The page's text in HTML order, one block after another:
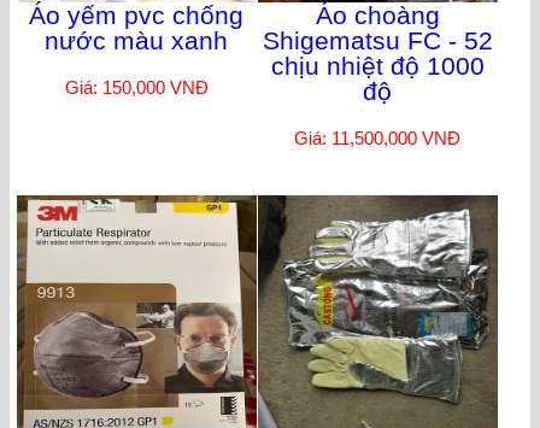
Áo yếm pvc chống
nước màu xanh
Giá: 150,000 VNĐ
Áo choàng
Shigematsu FC - 52
chịu nhiệt độ 1000
độ
Giá: 11,500,000 VNĐ